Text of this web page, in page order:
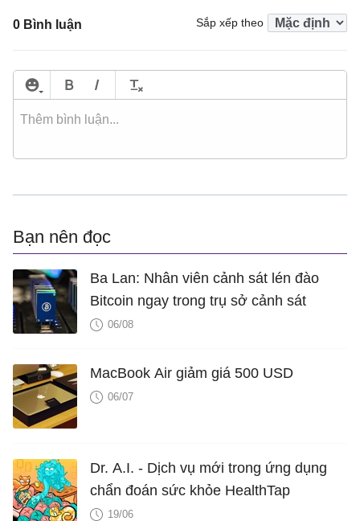
0 Bình luận Sắp xếp theo
Bạn nên đọc
Ba Lan: Nhân viên cảnh sát lén đào
Bitcoin ngay trong trụ sở cảnh sát
06/08
MacBook Air giảm giá 500 USD
06/07
Dr. A.I. - Dịch vụ mới trong ứng dụng
chẩn đoán sức khỏe HealthTap
19/06